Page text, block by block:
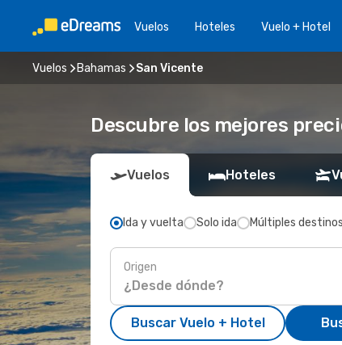
Vuelos Hoteles Vuelo + Hotel
Vuelos Bahamas San Vicente
Descubre los mejores
Vuelos Hoteles
Ida y vuelta Solo ida Múltiples destinos
Origen
Buscar Vuelo + Hotel